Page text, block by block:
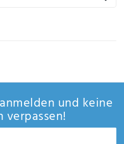
und keine
verpassen!